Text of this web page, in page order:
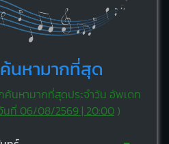
นหามากที่สุด
นหามากที่สุดประจำวัน อัพเดท
นที่ 06/08/2569 | 20:00)